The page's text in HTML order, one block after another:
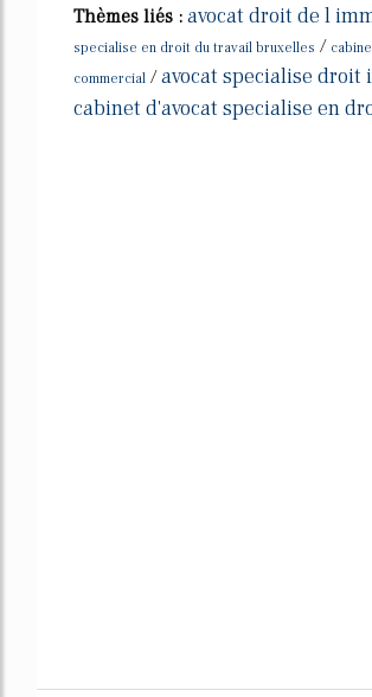
Thèmes liés : avocat droit de l
specialise en droit du travail bruxelles /
commercial /avocat specialise
cabinet d'avocat specialise en